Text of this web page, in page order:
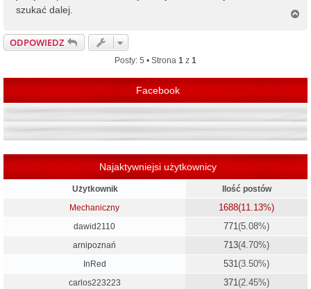
szukać dalej.
ODPOWIEDZ
Posty: 5 • Strona 1 z 1
Facebook
Najaktywniejsi użytkownicy
Użytkownik
Ilość postów
Mechaniczny
1688(11.13%)
dawid2110 771(5.08%)
arnipoznań 713(4.70%)
InRed 531(3.50%)
carlos223223 371(2.45%)